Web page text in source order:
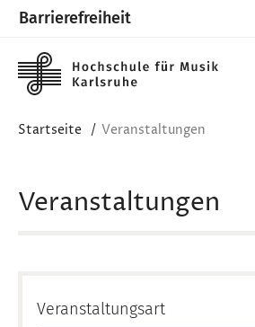
Barrierefreiheit
Startseite Veranstaltungen
Veranstaltungen
Veranstaltungsart